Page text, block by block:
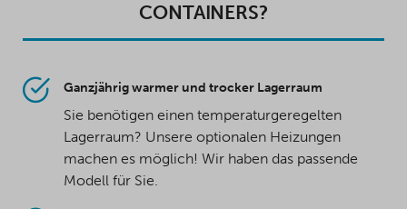
CONTAINERS?
Ganzjährig warmer und trocker Lagerraum
Sie benötigen einen temperaturgeregelten
Lagerraum? Unsere optionalen Heizungen
machen es möglich! Wir haben das passende
Modell für Sie.